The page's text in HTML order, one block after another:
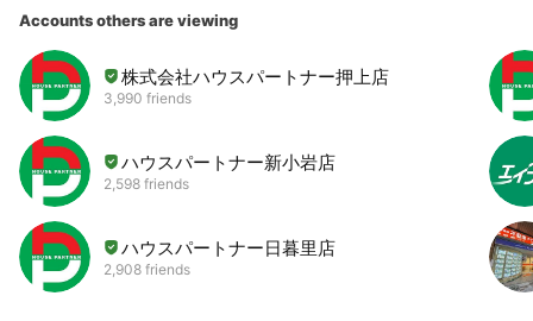
Accounts others are viewing
株式会社ハウスパートナー押上店
3,990 friends
ハウスパートナー新小岩店
2,598 friends
ハウスパートナー日暮里店
2,908 friends